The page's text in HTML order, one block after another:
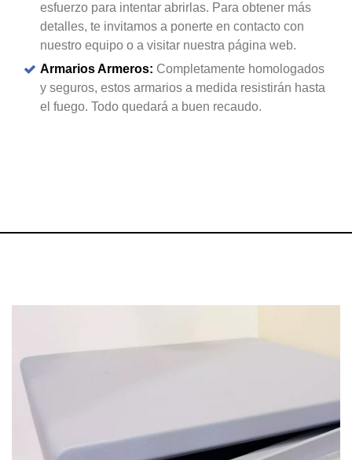
esfuerzo para intentar abrirlas. Para obtener más
detalles, te invitamos a ponerte en contacto con
nuestro equipo o a visitar nuestra página web.
Armarios Armeros: Completamente homologados
y seguros, estos armarios a medida resistirán hasta
el fuego. Todo quedará a buen recaudo.